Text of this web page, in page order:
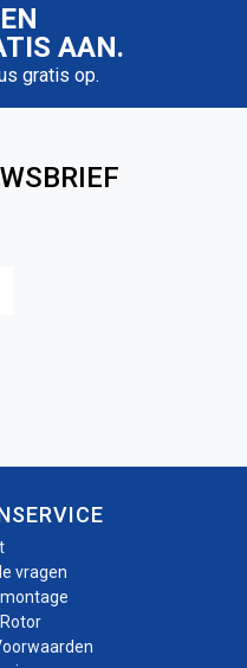
AAN.
gratis op.
vragen